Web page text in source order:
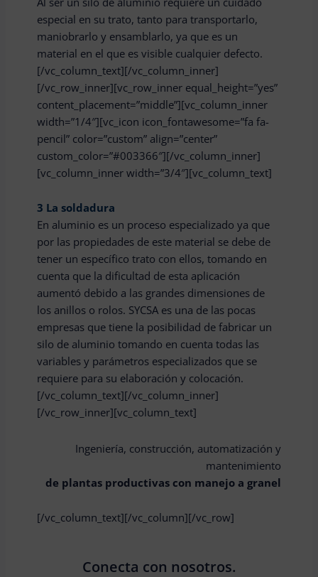
especial en su trato, tanto para transportarlo,
maniobrarlo y ensamblarlo, ya que es un
material en el que es visible cualquier defecto.
[/vc_column_text][/vc_column_inner]
[/vc_row_inner][vc_row_inner equal_height=”yes”
content_placement=”middle”][vc_column_inner
width=”1/4″][vc_icon icon_fontawesome=”fa fa-
pencil” color=”custom” align=”center”
custom_color=”#003366″][/vc_column_inner]
[vc_column_inner width=”3/4″][vc_column_text]
3 La soldadura
En aluminio es un proceso especializado ya que
por las propiedades de este material se debe de
tener un específico trato con ellos, tomando en
cuenta que la dificultad de esta aplicación
aumentó debido a las grandes dimensiones de
los anillos o rolos. SYCSA es una de las pocas
empresas que tiene la posibilidad de fabricar un
silo de aluminio tomando en cuenta todas las
variables y parámetros especializados que se
requiere para su elaboración y colocación.
[/vc_column_text][/vc_column_inner]
[/vc_row_inner][vc_column_text]
Ingeniería, construcción, automatización y
mantenimiento
de plantas productivas con manejo a granel
[/vc_column_text][/vc_column][/vc_row]
Conecta con nosotros.